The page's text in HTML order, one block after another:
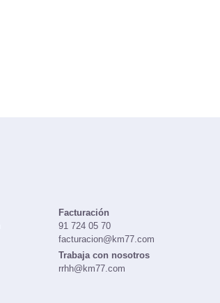
Facturación
91 724 05 70
facturacion@km77.com
Trabaja con nosotros
rrhh@km77.com